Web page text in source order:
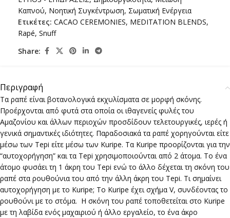
Καπνού, Νοητική Συγκέντρωση, Σωματική Ενέργεια
Ετικέτες: CACAO CEREMONIES, MEDITATION BLENDS,
Rapé, Snuff
Share:
Περιγραφή
Τα ραπέ είναι βοτανολογικά εκχυλίσματα σε μορφή σκόνης.
Προέρχονται από φυτά στα οποία οι ιθαγενείς φυλές του
Αμαζονίου και άλλων περιοχών προσδίδουν τελετουργικές, ιερές ή
γενικά σημαντικές ιδιότητες. Παραδοσιακά τα ραπέ χορηγούνται είτε
μέσω των Tepi είτε μέσω των Kuripe. Τα Kuripe προορίζονται για την
“αυτοχορήγηση” και τα Tepi χρησιμοποιούνται από 2 άτομα. Το ένα
άτομο φυσάει τη 1 άκρη του Tepi ενώ το άλλο δέχεται τη σκόνη του
ραπέ στα ρουθούνια του από την άλλη άκρη του Tepi. Τι σημαίνει
αυτοχορήγηση με το Kuripe; Το Kuripe έχει σχήμα V, συνδέοντας το
ρουθούνι με το στόμα. Η σκόνη του ραπέ τοποθετείται στο Kuripe
με τη λαβίδα ενός μαχαιριού ή άλλο εργαλείο, το ένα άκρο